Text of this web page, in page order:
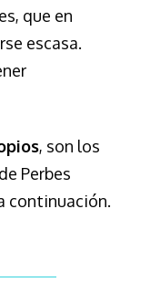
que en
escasa.
, son los
Perbes
continuación.